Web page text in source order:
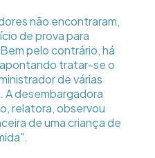
não encontraram,
de prova para
pelo contrário, há
tratar-se o
de várias
A desembargadora
relatora, observou
de uma criança de